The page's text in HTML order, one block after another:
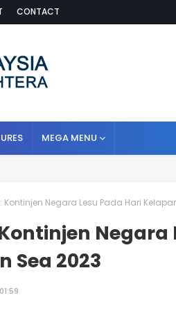
CONTACT
MEGA MENU
Kontinjen Negara Lesu Pada Hari
Negara
Sea 2023
01:59